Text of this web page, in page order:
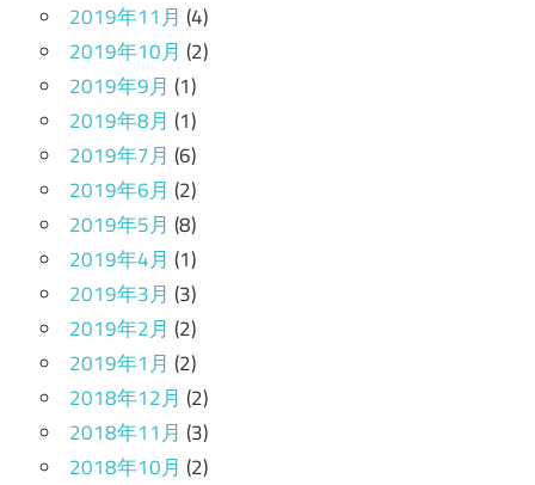
2019年11月 (4)
2019年10月 (2)
2019年9月 (1)
2019年8月 (1)
2019年7月 (6)
2019年6月 (2)
2019年5月 (8)
2019年4月 (1)
2019年3月 (3)
2019年2月 (2)
2019年1月 (2)
2018年12月 (2)
2018年11月 (3)
2018年10月 (2)